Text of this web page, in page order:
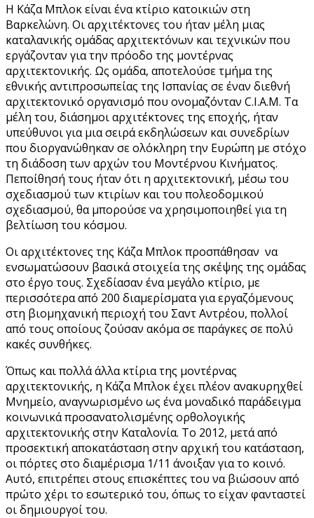
Η Κάζα Μπλοκ είναι ένα κτίριο κατοικιών στη
Βαρκελώνη. Οι αρχιτέκτονες του ήταν μέλη μιας
καταλανικής ομάδας αρχιτεκτόνων και τεχνικών που
εργάζονταν για την πρόοδο της μοντέρνας
αρχιτεκτονικής. Ως ομάδα, αποτελούσε τμήμα της
εθνικής αντιπροσωπείας της Ισπανίας σε έναν διεθνή
αρχιτεκτονικό οργανισμό που ονομαζόνταν C.I.A.M. Τα
μέλη του, διάσημοι αρχιτέκτονες της εποχής, ήταν
υπεύθυνοι για μια σειρά εκδηλώσεων και συνεδρίων
που διοργανώθηκαν σε ολόκληρη την Ευρώπη με στόχο
τη διάδοση των αρχών του Μοντέρνου Κινήματος.
Πεποίθησή τους ήταν ότι η αρχιτεκτονική, μέσω του
σχεδιασμού των κτιρίων και του πολεοδομικού
σχεδιασμού, θα μπορούσε να χρησιμοποιηθεί για τη
βελτίωση του κόσμου.
Οι αρχιτέκτονες της Κάζα Μπλοκ προσπάθησαν να
ενσωματώσουν βασικά στοιχεία της σκέψης της ομάδας
στο έργο τους. Σχεδίασαν ένα μεγάλο κτίριο, με
περισσότερα από 200 διαμερίσματα για εργαζόμενους
στη βιομηχανική περιοχή του Σαντ Αντρέου, πολλοί
από τους οποίους ζούσαν ακόμα σε παράγκες σε πολύ
κακές συνθήκες.
Όπως και πολλά άλλα κτίρια της μοντέρνας
αρχιτεκτονικής, η Κάζα Μπλοκ έχει πλέον ανακυρηχθεί
Μνημείο, αναγνωρισμένο ως ένα μοναδικό παράδειγμα
κοινωνικά προσανατολισμένης ορθολογικής
αρχιτεκτονικής στην Καταλονία. Το 2012, μετά από
προσεκτική αποκατάσταση στην αρχική του κατάσταση,
οι πόρτες στο διαμέρισμα 1/11 άνοιξαν για το κοινό.
Αυτό, επιτρέπει στους επισκέπτες του να βιώσουν από
πρώτο χέρι το εσωτερικό του, όπως το είχαν φανταστεί
οι δημιουργοί του.